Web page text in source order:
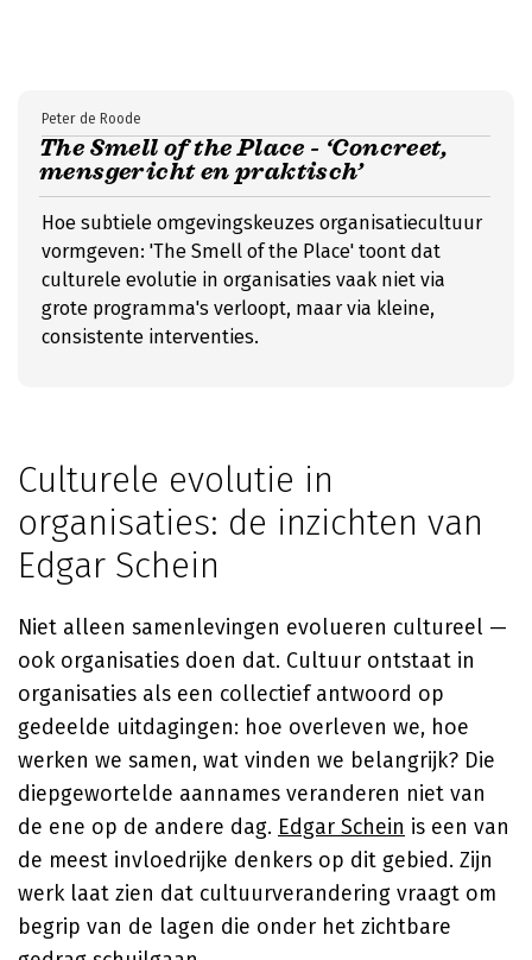
The Smell of the Place - ‘Concreet,
mensgericht en praktisch’
Peter de Roode
Hoe subtiele omgevingskeuzes organisatiecultuur
vormgeven: 'The Smell of the Place' toont dat
culturele evolutie in organisaties vaak niet via
grote programma's verloopt, maar via kleine,
consistente interventies.
Culturele evolutie in
organisaties: de inzichten van
Edgar Schein
Niet alleen samenlevingen evolueren cultureel —
ook organisaties doen dat. Cultuur ontstaat in
organisaties als een collectief antwoord op
gedeelde uitdagingen: hoe overleven we, hoe
werken we samen, wat vinden we belangrijk? Die
diepgewortelde aannames veranderen niet van
de ene op de andere dag. Edgar Schein is een van
de meest invloedrijke denkers op dit gebied. Zijn
werk laat zien dat cultuurverandering vraagt om
begrip van de lagen die onder het zichtbare